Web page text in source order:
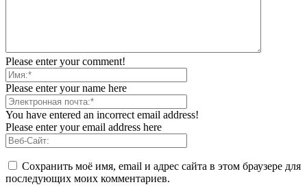
Please enter your comment!
Please enter your name here
You have entered an incorrect email address!
Please enter your email address here
Сохранить моё имя, email и адрес сайта в этом браузере для
последующих моих комментариев.